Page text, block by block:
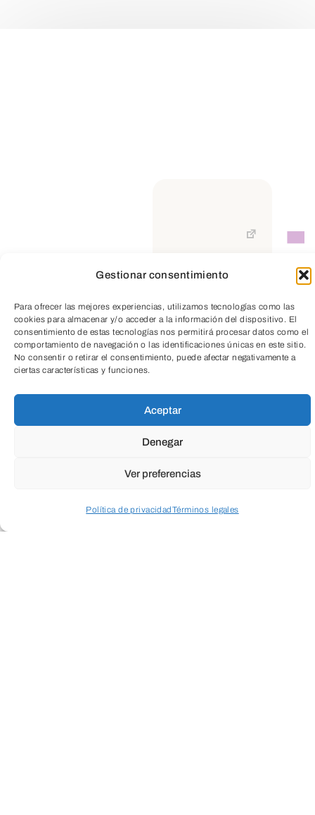
Gestionar consentimiento
Para ofrecer las mejores experiencias, utilizamos tecnologías como las
cookies para almacenar y/o acceder a la información del dispositivo. El
consentimiento de estas tecnologías nos permitirá procesar datos como el
comportamiento de navegación o las identificaciones únicas en este sitio.
No consentir o retirar el consentimiento, puede afectar negativamente a
ciertas características y funciones.
Aceptar
Denegar
Ver preferencias
Política de privacidadTérminos legales
TeleEntradas